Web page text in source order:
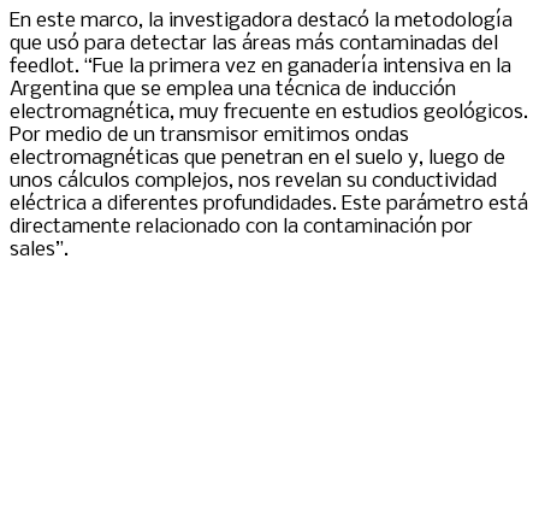
En este marco, la investigadora destacó la metodología
que usó para detectar las áreas más contaminadas del
feedlot. “Fue la primera vez en ganadería intensiva en la
Argentina que se emplea una técnica de inducción
electromagnética, muy frecuente en estudios geológicos.
Por medio de un transmisor emitimos ondas
electromagnéticas que penetran en el suelo y, luego de
unos cálculos complejos, nos revelan su conductividad
eléctrica a diferentes profundidades. Este parámetro está
directamente relacionado con la contaminación por
sales”.